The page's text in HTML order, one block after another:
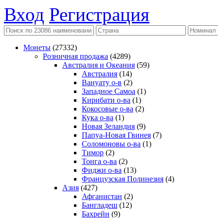
Вход Регистрация
Монеты (27332)
Розничная продажа (4289)
Австралия и Океания (59)
Австралия (14)
Вануату о-в (2)
Западное Самоа (1)
Кирибати о-ва (1)
Кокосовые о-ва (2)
Кука о-ва (1)
Новая Зеландия (9)
Папуа-Новая Гвинея (7)
Соломоновы о-ва (1)
Тимор (2)
Тонга о-ва (2)
Фиджи о-ва (13)
Французская Полинезия (4)
Азия (427)
Афганистан (2)
Бангладеш (12)
Бахрейн (9)